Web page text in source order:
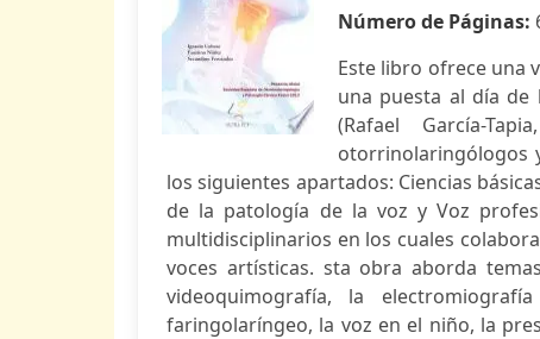
Número de Páginas:
Este libro ofrece una
una puesta al día de
(Rafael García-
otorrinolaringólogos
los siguientes apartados: Ciencias
de la patología de la voz y Voz
multidisciplinarios en los cuales
voces artísticas. sta obra aborda
videoquimografía, la
faringolaríngeo, la voz en el niño, la